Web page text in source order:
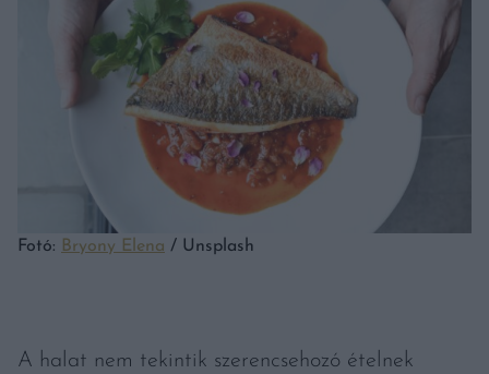
Fotó: Bryony Elena / Unsplash
A halat nem tekintik szerencsehozó ételnek